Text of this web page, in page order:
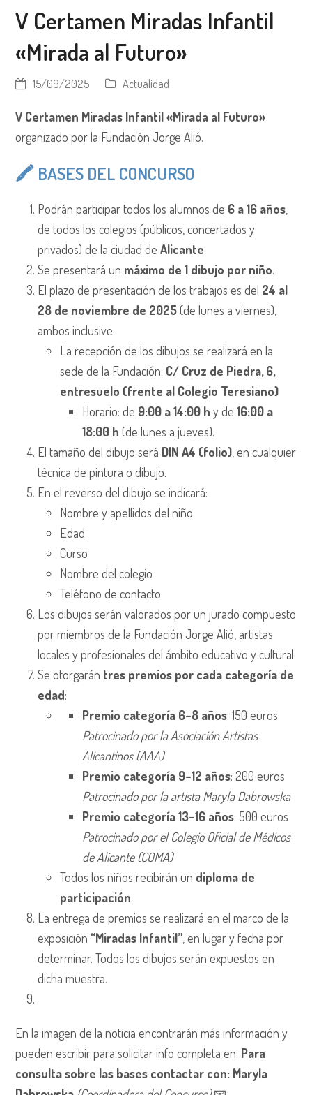
V Certamen Miradas Infantil
«Mirada al Futuro»
15/09/2025 Actualidad
V Certamen Miradas Infantil «Mirada al Futuro»
organizado por la Fundación Jorge Alió.
🖍️ BASES DEL CONCURSO
Podrán participar todos los alumnos de 6 a 16 años
de todos los colegios (públicos, concertados y
privados) de la ciudad deAlicante.
Se presentará un máximo de 1 dibujo por niño.
El plazo de presentación de los trabajos es del 24 al
28 de noviembre de 2025(de lunes a viernes),
ambos inclusive.
La recepción de los dibujos se realizará en la
sede de la Fundación: C/ Cruz de Piedra, 6,
entresuelo (frente al Colegio Teresiano)
Horario: de 9:00 a 14:00 h y de16:00 a
18:00 h (de lunes a jueves).
El tamaño del dibujo será DIN A4 (folio) , en cualquier
técnica de pintura o dibujo.
En el reverso del dibujo se indicará:
Nombre y apellidos del niño
Edad
Curso
Nombre del colegio
Teléfono de contacto
Los dibujos serán valorados por un jurado compuesto
por miembros de la Fundación Jorge Alió, artistas
locales y profesionales del ámbito educativo y cultural.
Se otorgarán tres premios por cada categoría de
edad:
Premio categoría 6–8 años: 150 euros
Patrocinado por la Asociación Artistas
Alicantinos (AAA)
Premio categoría 9–12 años: 200 euros
Patrocinado por la artista Maryla Dabrowska
Premio categoría 13–16 años: 500 euros
Patrocinado por el Colegio Oficial de Médicos
de Alicante (COMA)
Todos los niños recibirán un diploma de
participación.
La entrega de premios se realizará en el marco de la
exposición“Miradas Infantil” , en lugar y fecha por
determinar. Todos los dibujos serán expuestos en
dicha muestra.
En la imagen de la noticia encontrarán más información y
pueden escribir para solicitar info completa en: Para
consulta sobre las bases contactar con: Maryla